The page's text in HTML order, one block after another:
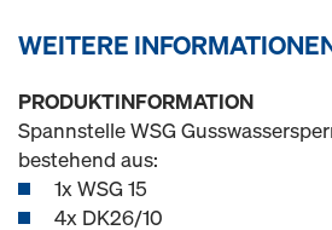
WEITERE
PRODUKTINFORMATION
Spannstelle WSG
bestehend aus:
1x WSG 15
4x DK26/10